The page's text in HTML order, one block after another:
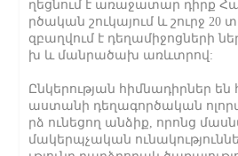
ղեցնում է առաջատար դիրք
րծական շուկայում և շուրջ 20
զբաղվում է դեղամիջոցների
խ և մանրածախ առևտրով:
Ընկերության հիմնադիրներ
աստանի դեղագործական
րձ ունեցող անձիք, որոնց
մակերպչական